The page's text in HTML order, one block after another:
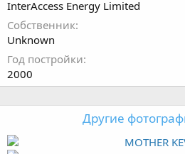
InterAccess Energy Limited
Собственник
Unknown
Год постройки
2000
Другие